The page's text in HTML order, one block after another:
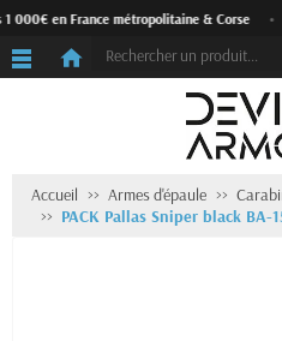
000€ en France métropolitaine & Corse
Accueil Armes d'épaule
PACK Pallas Sniper black BA-